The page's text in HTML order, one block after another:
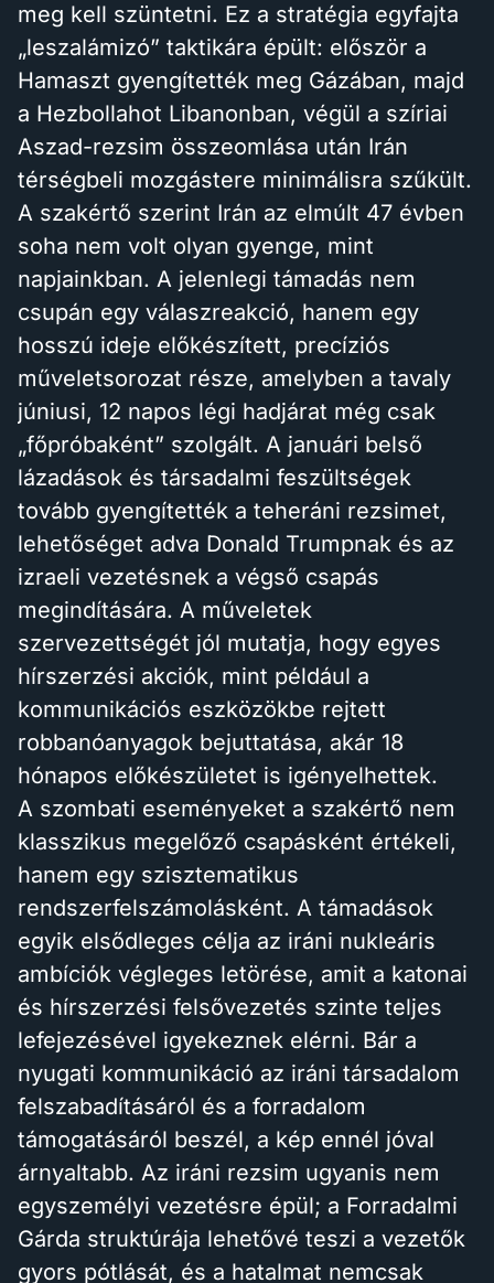
meg kell szüntetni. Ez a stratégia egyfajta
„leszalámizó” taktikára épült: először a
Hamaszt gyengítették meg Gázában, majd
a Hezbollahot Libanonban, végül a szíriai
Aszad-rezsim összeomlása után Irán
térségbeli mozgástere minimálisra szűkült.
A szakértő szerint Irán az elmúlt 47 évben
soha nem volt olyan gyenge, mint
napjainkban. A jelenlegi támadás nem
csupán egy válaszreakció, hanem egy
hosszú ideje előkészített, precíziós
műveletsorozat része, amelyben a tavaly
júniusi, 12 napos légi hadjárat még csak
„főpróbaként” szolgált. A januári belső
lázadások és társadalmi feszültségek
tovább gyengítették a teheráni rezsimet,
lehetőséget adva Donald Trumpnak és az
izraeli vezetésnek a végső csapás
megindítására. A műveletek
szervezettségét jól mutatja, hogy egyes
hírszerzési akciók, mint például a
kommunikációs eszközökbe rejtett
robbanóanyagok bejuttatása, akár 18
hónapos előkészületet is igényelhettek.
A szombati eseményeket a szakértő nem
klasszikus megelőző csapásként értékeli,
hanem egy szisztematikus
rendszerfelszámolásként. A támadások
egyik elsődleges célja az iráni nukleáris
ambíciók végleges letörése, amit a katonai
és hírszerzési felsővezetés szinte teljes
lefejezésével igyekeznek elérni. Bár a
nyugati kommunikáció az iráni társadalom
felszabadításáról és a forradalom
támogatásáról beszél, a kép ennél jóval
árnyaltabb. Az iráni rezsim ugyanis nem
egyszemélyi vezetésre épül; a Forradalmi
Gárda struktúrája lehetővé teszi a vezetők
gyors pótlását, és a hatalmat nemcsak